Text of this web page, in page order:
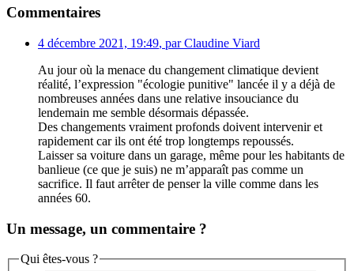
Commentaires
4 décembre 2021, 19:49, parClaudine Viard
Au jour où la menace du changement climatique devient
réalité, l’expression "écologie punitive" lancée il y a déjà de
nombreuses années dans une relative insouciance du
lendemain me semble désormais dépassée.
Des changements vraiment profonds doivent intervenir et
rapidement car ils ont été trop longtemps repoussés.
Laisser sa voiture dans un garage, même pour les habitants de
banlieue (ce que je suis) ne m’apparaît pas comme un
sacrifice. Il faut arrêter de penser la ville comme dans les
années 60.
Un message, un commentaire ?
Qui êtes-vous ?